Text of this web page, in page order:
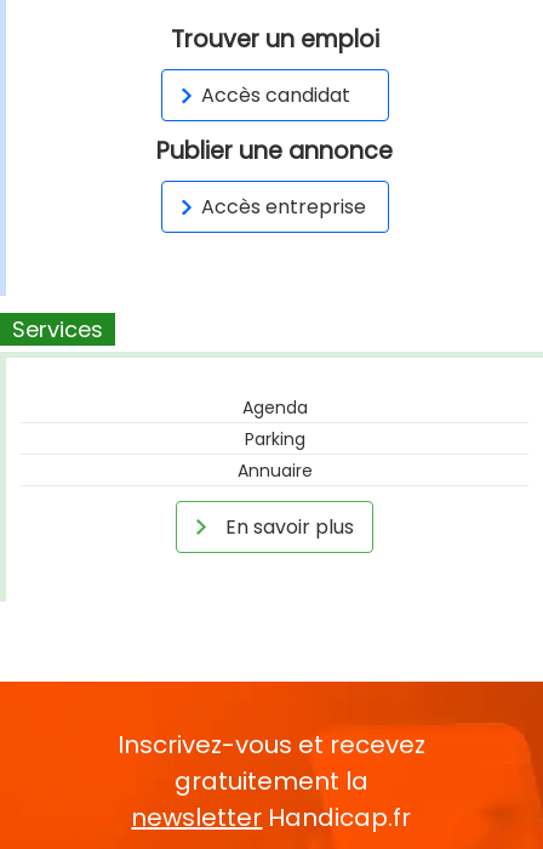
Trouver un emploi
Accès candidat
Publier une annonce
Accès entreprise
Services
Agenda
Parking
Annuaire
En savoir plus
Inscrivez-vous et recevez
gratuitement la
newsletter Handicap.fr